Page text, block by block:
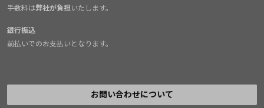
手数料は弊社が負担いたします。
銀行振込
前払いでのお支払いとなります。
お問い合わせについて